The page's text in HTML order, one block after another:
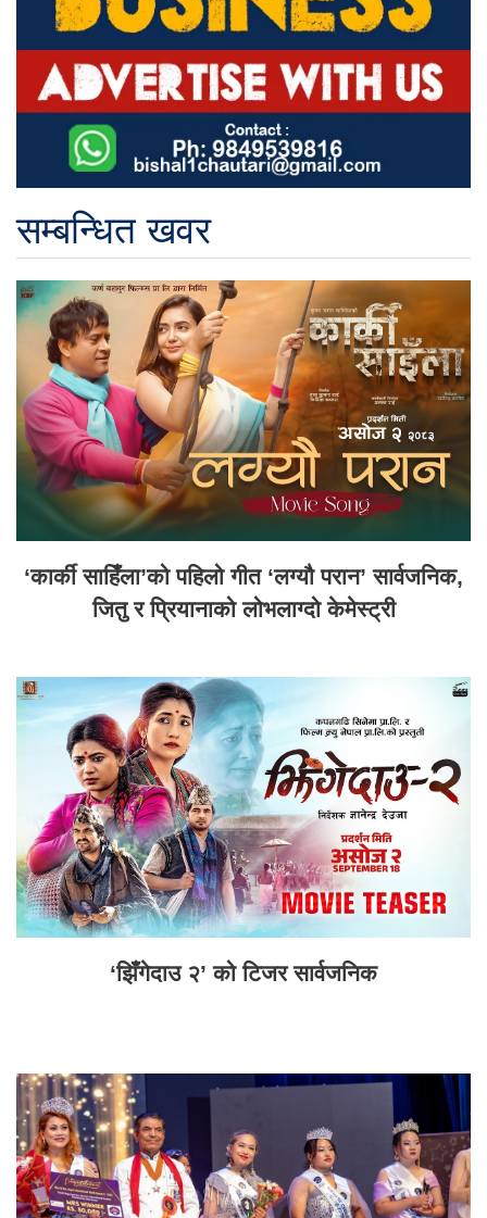
सम्बन्धित खवर
‘कार्की साहिँला’को पहिलो गीत ‘लग्यौ परान’ सार्वजनिक,
जितु र प्रियानाको लोभलाग्दो केमेस्ट्री
‘झिँगेदाउ २’ को टिजर सार्वजनिक